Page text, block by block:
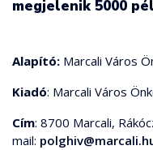
megjelenik 5000
Alapító: Marcali Város
Kiadó: Marcali Város
Cím: 8700 Marcali,
mail: